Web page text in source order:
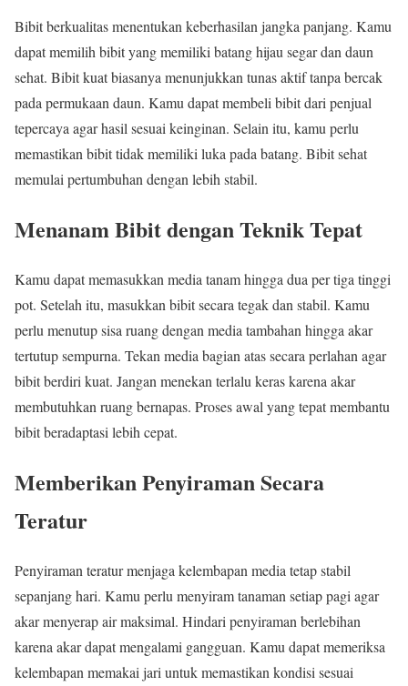
Bibit berkualitas menentukan keberhasilan jangka panjang. Kamu
dapat memilih bibit yang memiliki batang hijau segar dan daun
sehat. Bibit kuat biasanya menunjukkan tunas aktif tanpa bercak
pada permukaan daun. Kamu dapat membeli bibit dari penjual
tepercaya agar hasil sesuai keinginan. Selain itu, kamu perlu
memastikan bibit tidak memiliki luka pada batang. Bibit sehat
memulai pertumbuhan dengan lebih stabil.
Menanam Bibit dengan Teknik Tepat
Kamu dapat memasukkan media tanam hingga dua per tiga tinggi
pot. Setelah itu, masukkan bibit secara tegak dan stabil. Kamu
perlu menutup sisa ruang dengan media tambahan hingga akar
tertutup sempurna. Tekan media bagian atas secara perlahan agar
bibit berdiri kuat. Jangan menekan terlalu keras karena akar
membutuhkan ruang bernapas. Proses awal yang tepat membantu
bibit beradaptasi lebih cepat.
Memberikan Penyiraman Secara
Teratur
Penyiraman teratur menjaga kelembapan media tetap stabil
sepanjang hari. Kamu perlu menyiram tanaman setiap pagi agar
akar menyerap air maksimal. Hindari penyiraman berlebihan
karena akar dapat mengalami gangguan. Kamu dapat memeriksa
kelembapan memakai jari untuk memastikan kondisi sesuai